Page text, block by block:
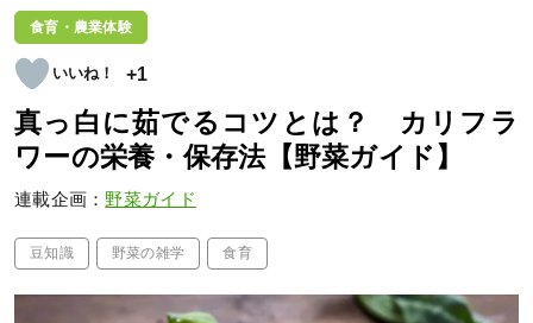
食育・農業体験
+1
真っ白に茹でるコツとは？ カリフラ
ワーの栄養・保存法【野菜ガイド】
連載企画： 野菜ガイド
豆知識 野菜の雑学 食育